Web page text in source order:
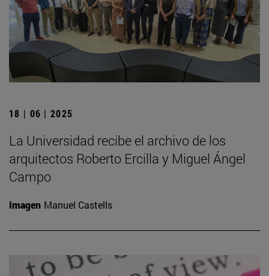
18 | 06 | 2025
La Universidad recibe el archivo de los
arquitectos Roberto Ercilla y Miguel Ángel
Campo
Imagen Manuel Castells